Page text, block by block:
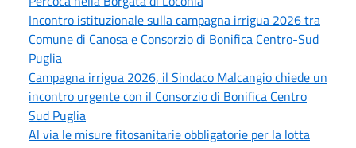
Incontro istituzionale sulla campagna irrigua 2026 tra
Comune di Canosa e Consorzio di Bonifica Centro-Sud
Puglia
Campagna irrigua 2026, il Sindaco Malcangio chiede un
incontro urgente con il Consorzio di Bonifica Centro
Sud Puglia
Al via le misure fitosanitarie obbligatorie per la lotta